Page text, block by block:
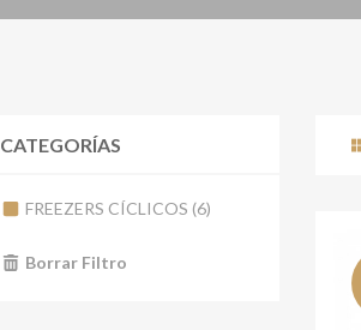
CATEGORÍAS
FREEZERS CÍCLICOS (6)
Borrar Filtro